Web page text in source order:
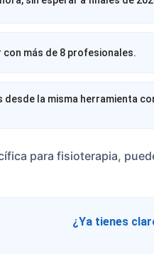
más de 8 profesionales.
la misma herramienta
para fisioterapia,
¿Ya tienes